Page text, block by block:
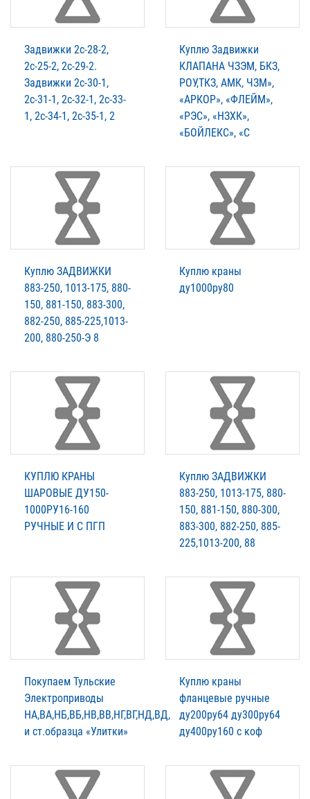
Задвижки 2с-28-2,
2с-25-2, 2с-29-2.
Задвижки 2с-30-1,
2с-31-1, 2с-32-1, 2с-33-
1, 2с-34-1, 2с-35-1, 2
Куплю Задвижки
КЛАПАНА ЧЗЭМ, БКЗ,
РОУ,ТКЗ, АМК, ЧЗМ»,
«АРКОР», «ФЛЕЙМ»,
«РЭС», «НЗХК»,
«БОЙЛЕКС», «С
Куплю ЗАДВИЖКИ
883-250, 1013-175, 880-
150, 881-150, 883-300,
882-250, 885-225,1013-
200, 880-250-Э 8
Куплю краны
ду1000ру80
КУПЛЮ КРАНЫ
ШАРОВЫЕ ДУ150-
1000РУ16-160
РУЧНЫЕ И С ПГП
Куплю ЗАДВИЖКИ
883-250, 1013-175, 880-
150, 881-150, 880-300,
883-300, 882-250, 885-
225,1013-200, 88
Покупаем Тульские
Электроприводы
НА,ВА,НБ,ВБ,НВ,ВВ,НГ,ВГ,НД,ВД,
и ст.образца «Улитки»
Куплю краны
фланцевые ручные
ду200ру64 ду300ру64
ду400ру160 с коф